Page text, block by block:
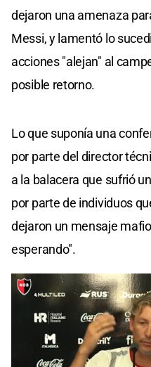
dejaron una amenaza
Messi, y lamentó lo
acciones "alejan" al
posible retorno.
Lo que suponía una
por parte del director
a la balacera que sufrió
por parte de individuos
dejaron un mensaje
esperando".